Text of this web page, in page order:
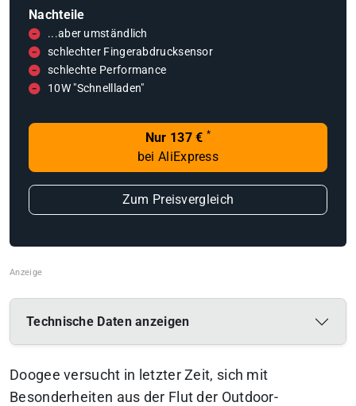
Nachteile
...aber umständlich
schlechter Fingerabdrucksensor
schlechte Performance
10W "Schnellladen"
Nur 137 € *
bei AliExpress
Zum Preisvergleich
Technische Daten anzeigen
Doogee versucht in letzter Zeit, sich mit
Besonderheiten aus der Flut der Outdoor-